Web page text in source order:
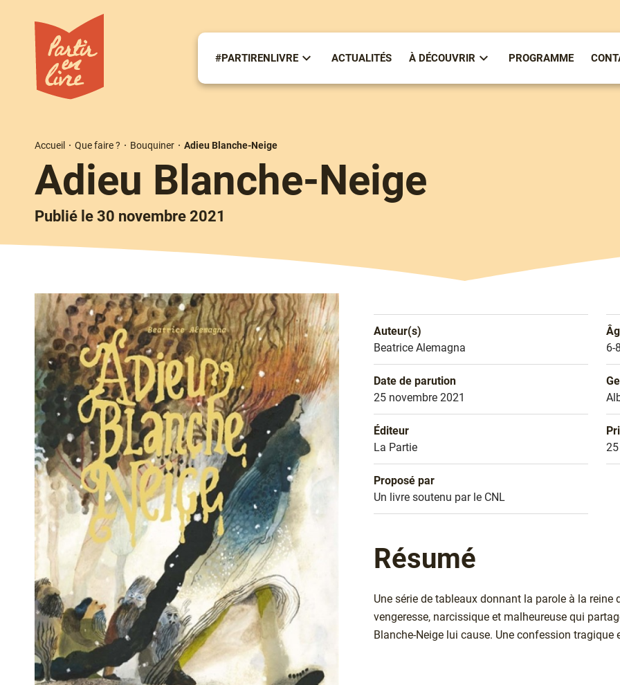
contenu
principal
#PARTIRENLIVRE
Sous-
#partirenlivre
ACTUALITÉS À DÉCOUVRIR
Sous-
À
PROGRAMME
d'Ariane
Accueil Que faire ? Bouquiner Adieu Blanche-Neige
Adieu Blanche-Neige
Publié le 30 novembre 2021
Auteur(s)
Nom de l'auteur
Beatrice Alemagna 6-
Date de parution
Date de parution
25 novembre 2021
Éditeur
Éditeur
La Partie
Prix
25
Proposé par
Sélection
Un livre soutenu par le CNL
Résumé
Une série de tableaux donnant la parole à la
vengeresse, narcissique et malheureuse qui
Blanche-Neige lui cause. Une confession tragique